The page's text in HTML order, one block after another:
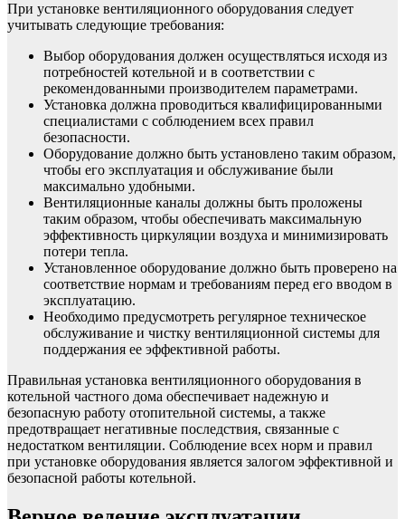
При установке вентиляционного оборудования следует
учитывать следующие требования:
Выбор оборудования должен осуществляться исходя из
потребностей котельной и в соответствии с
рекомендованными производителем параметрами.
Установка должна проводиться квалифицированными
специалистами с соблюдением всех правил
безопасности.
Оборудование должно быть установлено таким образом,
чтобы его эксплуатация и обслуживание были
максимально удобными.
Вентиляционные каналы должны быть проложены
таким образом, чтобы обеспечивать максимальную
эффективность циркуляции воздуха и минимизировать
потери тепла.
Установленное оборудование должно быть проверено на
соответствие нормам и требованиям перед его вводом в
эксплуатацию.
Необходимо предусмотреть регулярное техническое
обслуживание и чистку вентиляционной системы для
поддержания ее эффективной работы.
Правильная установка вентиляционного оборудования в
котельной частного дома обеспечивает надежную и
безопасную работу отопительной системы, а также
предотвращает негативные последствия, связанные с
недостатком вентиляции. Соблюдение всех норм и правил
при установке оборудования является залогом эффективной и
безопасной работы котельной.